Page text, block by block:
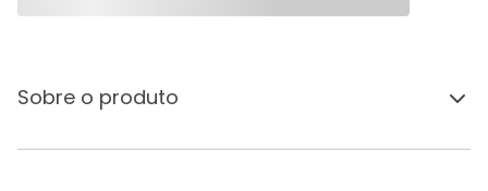
Sobre o produto